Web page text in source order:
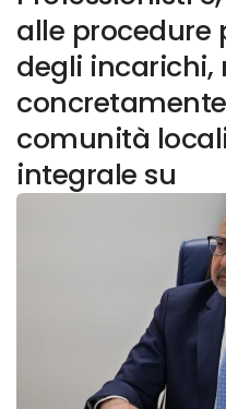
alle procedure
degli incarichi,
comunità
integrale su